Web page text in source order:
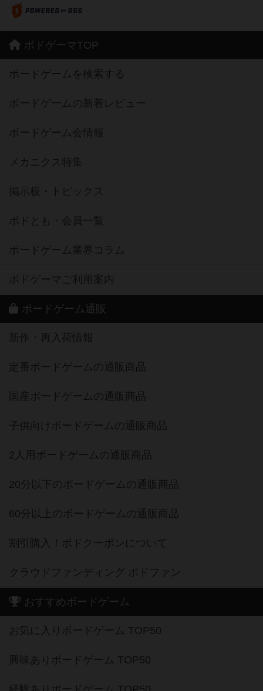
ボドゲーマTOP
ボードゲームを検索する
ボードゲームの新着レビュー
ボードゲーム会情報
メカニクス特集
掲示板・トピックス
ボドとも・会員一覧
ボードゲーム業界コラム
ボドゲーマご利用案内
ボードゲーム通販
新作・再入荷情報
定番ボードゲームの通販商品
国産ボードゲームの通販商品
子供向けボードゲームの通販商品
2人用ボードゲームの通販商品
20分以下のボードゲームの通販商品
60分以上のボードゲームの通販商品
割引購入！ボドクーポンについて
クラウドファンディング ボドファン
おすすめボードゲーム
お気に入りボードゲーム TOP50
興味ありボードゲーム TOP50